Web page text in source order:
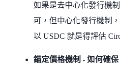
如果是去中心化發行機
可，但中心化發行機制
以 USDC 就是得評估
錨定價格機制 - 如何確保